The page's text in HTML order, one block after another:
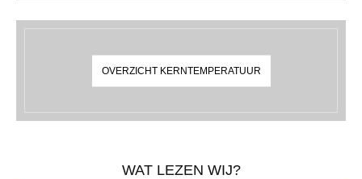
OVERZICHT KERNTEMPERATUUR
WAT LEZEN WIJ?